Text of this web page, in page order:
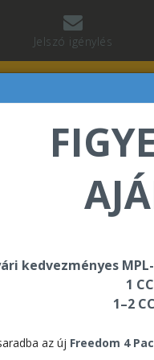
kedvezményes
1
1–2
az új Freedom 4
Jelszó igénylés
kiegészítők